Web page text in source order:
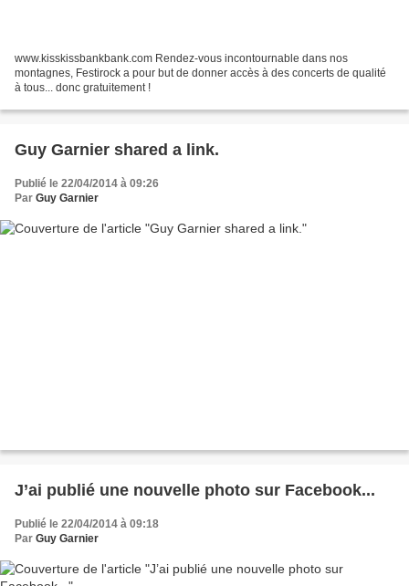
www.kisskissbankbank.com Rendez-vous incontournable dans nos
montagnes, Festirock a pour but de donner accès à des concerts de qualité
à tous... donc gratuitement !
Guy Garnier shared a link.
Publié le 22/04/2014 à 09:26
Par Guy Garnier
J’ai publié une nouvelle photo sur Facebook...
Publié le 22/04/2014 à 09:18
Par Guy Garnier